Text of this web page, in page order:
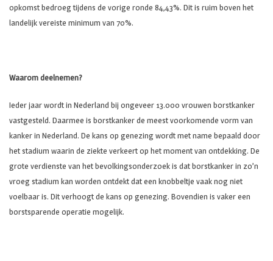
opkomst bedroeg tijdens de vorige ronde 84,43%. Dit is ruim boven het
landelijk vereiste minimum van 70%.
Waarom deelnemen?
Ieder jaar wordt in Nederland bij ongeveer 13.000 vrouwen borstkanker
vastgesteld. Daarmee is borstkanker de meest voorkomende vorm van
kanker in Nederland. De kans op genezing wordt met name bepaald door
het stadium waarin de ziekte verkeert op het moment van ontdekking. De
grote verdienste van het bevolkingsonderzoek is dat borstkanker in zo’n
vroeg stadium kan worden ontdekt dat een knobbeltje vaak nog niet
voelbaar is. Dit verhoogt de kans op genezing. Bovendien is vaker een
borstsparende operatie mogelijk.